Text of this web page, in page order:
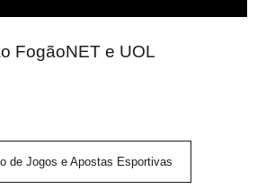
FogãoNET e UOL
de Jogos e Apostas Esportivas